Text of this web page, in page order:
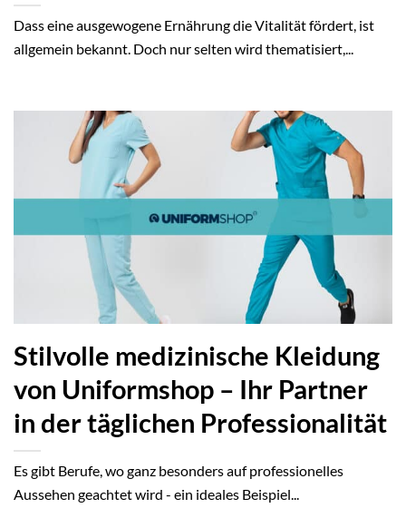
Dass eine ausgewogene Ernährung die Vitalität fördert, ist
allgemein bekannt. Doch nur selten wird thematisiert,...
Stilvolle medizinische Kleidung
von Uniformshop – Ihr Partner
in der täglichen Professionalität
Es gibt Berufe, wo ganz besonders auf professionelles
Aussehen geachtet wird - ein ideales Beispiel...